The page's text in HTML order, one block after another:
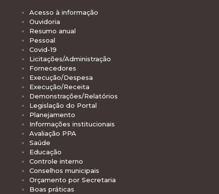
Acesso à informação
Ouvidoria
Resumo anual
Pessoal
Covid-19
Licitações/Administração
Fornecedores
Execução/Despesa
Execução/Receita
Demonstrações/Relatórios
Legislação do Portal
Planejamento
Informações institucionais
Avaliação PPA
Saúde
Educação
Controle interno
Conselhos municipais
Orçamento por Secretaria
Boas práticas